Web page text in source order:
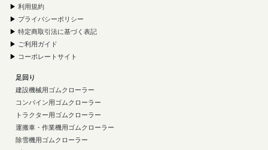
▶ 利用規約
▶ プライバシーポリシー
▶ 特定商取引法に基づく表記
▶ ご利用ガイド
▶ コーポレートサイト
足回り
建設機械用ゴムクローラー
コンバイン用ゴムクローラー
トラクター用ゴムクローラー
運搬車・作業機用ゴムクローラー
除雪機用ゴムクローラー